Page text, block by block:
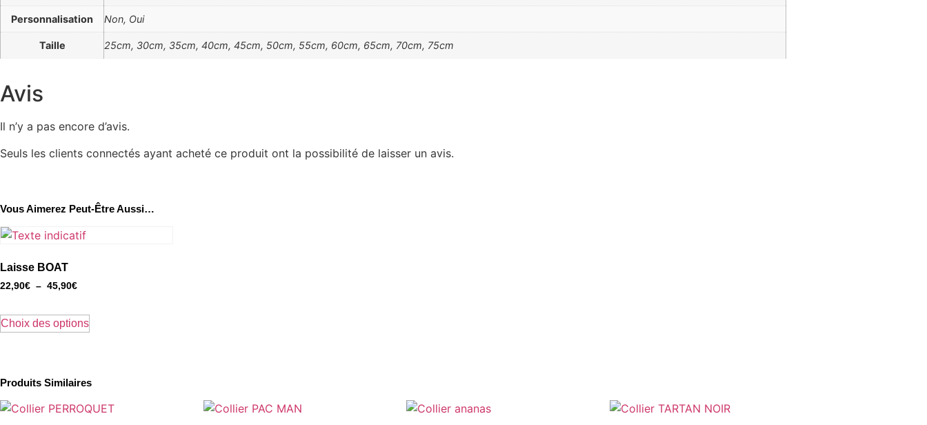
Personnalisation Non, Oui
Taille 25cm, 30cm, 35cm, 40cm, 45cm, 50cm, 55cm, 60cm, 65cm, 70cm, 75cm
Avis
Il n’y a pas encore d’avis.
Seuls les clients connectés ayant acheté ce produit ont la possibilité de laisser un avis.
Vous Aimerez Peut-Être Aussi…
Laisse BOAT
22,90€ – 45,90€Plage
prix :
22,90€
Choix des options
Les
options
Produits Similaires